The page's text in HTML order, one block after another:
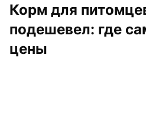
Корм для
подешевел: где
цены